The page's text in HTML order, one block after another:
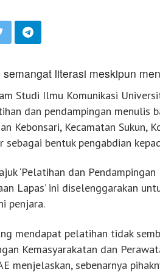
literasi meskipun
Studi Ilmu Komunikasi
dan pendampingan menulis
Kebonsari, Kecamatan Sukun,
sebagai bentuk pengabdian
‘Pelatihan dan
Lapas’ ini diselenggarakan
penjara.
mendapat pelatihan tidak
Kemasyarakatan dan
menjelaskan, sebenarnya